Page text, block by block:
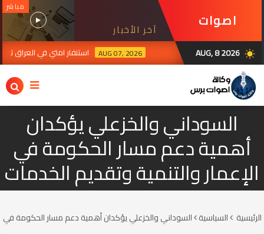
اصوات
برس
آخر الأخبار
مباشر
wb_sunny
AUG, 8 2026
AUG 07, 2026 استنفار امتي في العراق ترقبا لرد
السوداني والخزعلي يؤكدان
أهمية دعم مسار الحكومة في
الإعمار والتنمية وتقديم الخدمات
الرئيسية السياسية السوداني والخزعلي يؤكدان أهمية دعم مسار الحكومة في